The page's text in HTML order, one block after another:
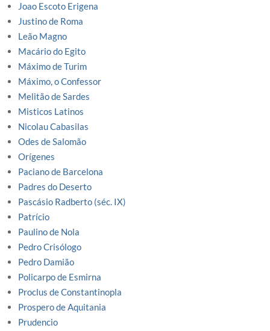
Joao Escoto Erigena
Justino de Roma
Leão Magno
Macário do Egito
Máximo de Turim
Máximo, o Confessor
Melitão de Sardes
Misticos Latinos
Nicolau Cabasilas
Odes de Salomão
Orígenes
Paciano de Barcelona
Padres do Deserto
Pascásio Radberto (séc. IX)
Patrício
Paulino de Nola
Pedro Crisólogo
Pedro Damião
Policarpo de Esmirna
Proclus de Constantinopla
Prospero de Aquitania
Prudencio